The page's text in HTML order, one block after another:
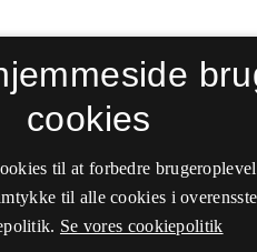
cookies
til at forbedre
til alle cookies i
Se vores cookiepolitik